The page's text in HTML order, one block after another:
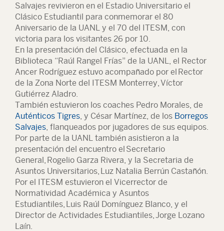
Salvajes revivieron en el Estadio Universitario el
Clásico Estudiantil para conmemorar el 80
Aniversario de la UANL y el 70 del ITESM, con
victoria para los visitantes 26 por 10.
En la presentación del Clásico, efectuada en la
Biblioteca “Raúl Rangel Frías” de la UANL, el Rector
Ancer Rodríguez estuvo acompañado por el Rector
de la Zona Norte del ITESM Monterrey, Víctor
Gutiérrez Aladro.
También estuvieron los coaches Pedro Morales, de
Auténticos Tigres, y César Martínez, de los Borregos
Salvajes, flanqueados por jugadores de sus equipos.
Por parte de la UANL también asistieron a la
presentación del encuentro el Secretario
General, Rogelio Garza Rivera, y la Secretaria de
Asuntos Universitarios, Luz Natalia Berrún Castañón.
Por el ITESM estuvieron el Vicerrector de
Normatividad Académica y Asuntos
Estudiantiles, Luis Raúl Domínguez Blanco, y el
Director de Actividades Estudiantiles, Jorge Lozano
Laín.